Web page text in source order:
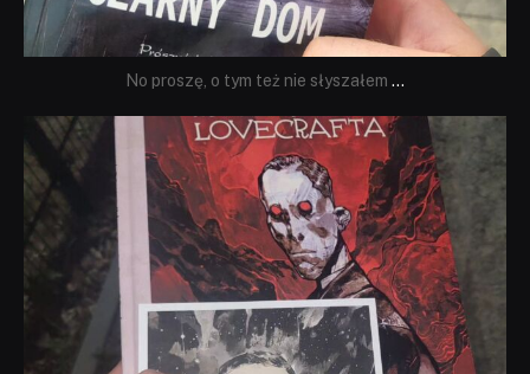
No proszę, o tym też nie słyszałem ...
dobryhorror
Wrz 19